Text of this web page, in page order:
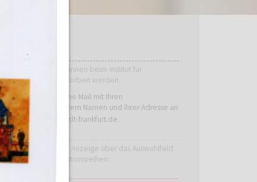
BESTELLUNG
Die Publikationen können beim Institut für
Stadtgeschichte erworben werden.
Bitte schicken Sie eine Mail mit Ihren
Bestellwünschen, Ihrem Namen und Ihrer Adresse an
bestellung.isg@stadt-frankfurt.de.
Beschränken Sie die Anzeige über das Auswahlfeld
auf einzelne Publikations­reihen: